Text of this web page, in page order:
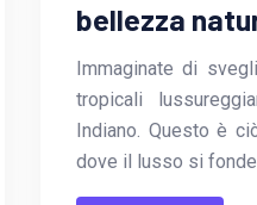
bellezza
Immaginate di
tropicali
Indiano. Questo è
dove il lusso si